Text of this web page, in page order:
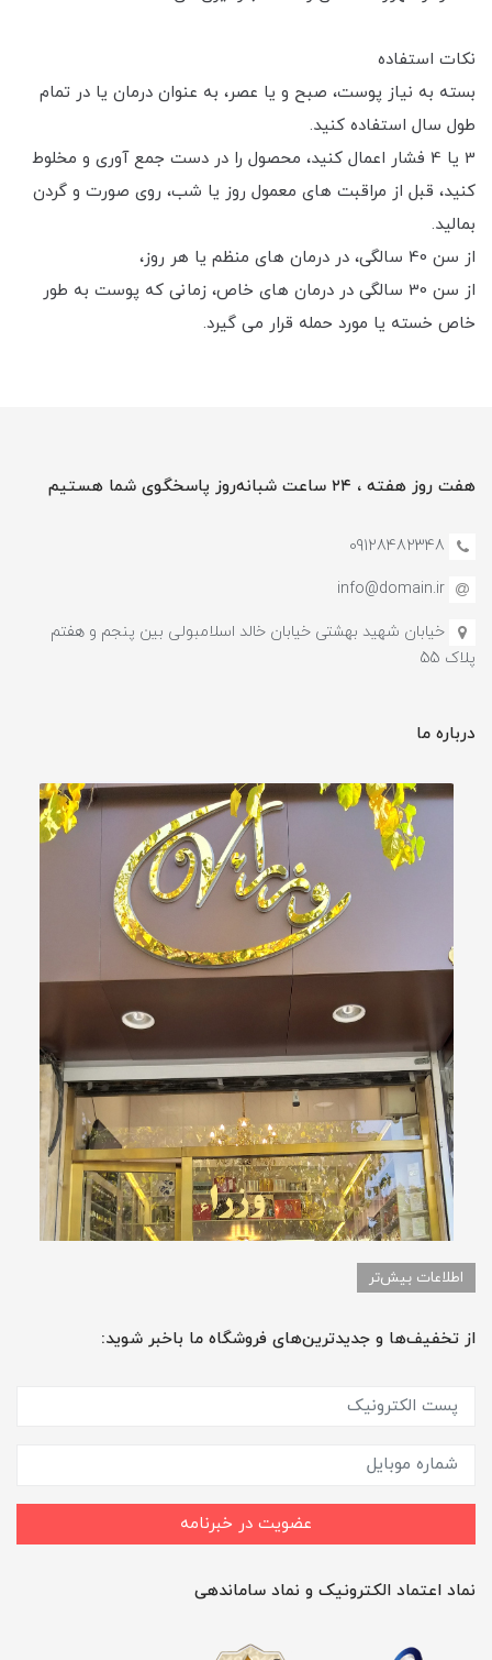
نکات استفاده
بسته به نیاز پوست، صبح و یا عصر، به عنوان درمان یا در تمام
طول سال استفاده کنید.
3 یا 4 فشار اعمال کنید، محصول را در دست جمع آوری و مخلوط
کنید، قبل از مراقبت های معمول روز یا شب، روی صورت و گردن
بمالید.
از سن 40 سالگی، در درمان های منظم یا هر روز،
از سن 30 سالگی در درمان های خاص، زمانی که پوست به طور
خاص خسته یا مورد حمله قرار می گیرد.
هفت روز هفته ، ۲۴ ساعت شبانه‌روز پاسخگوی شما هستیم
09128482348
info@domain.ir
خیابان شهید بهشتی خیابان خالد اسلامبولی بین پنجم و هفتم
پلاک 55
درباره ما
اطلاعات بیش‌تر
از تخفیف‌ها و جدیدترین‌های فروشگاه ما باخبر شوید:
عضویت در خبرنامه
نماد اعتماد الکترونیک و نماد ساماندهی